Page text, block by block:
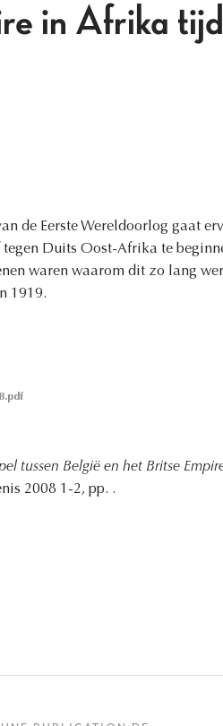
in Afrika
de Eerste Wereldoorlog gaat
Duits Oost-Afrika te
waren waarom dit zo lang
1919.
tussen België en het Britse
2008 1-2, pp. .